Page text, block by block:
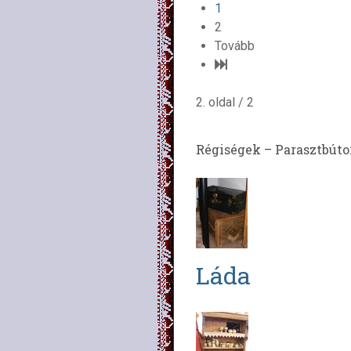
1
2
Tovább
2. oldal / 2
Régiségek –
Láda